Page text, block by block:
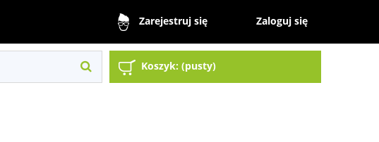
Zarejestruj się Zaloguj się
Koszyk: (pusty)